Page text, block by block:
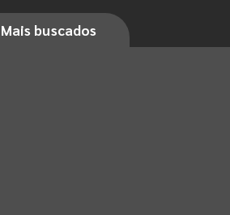
Mais buscados